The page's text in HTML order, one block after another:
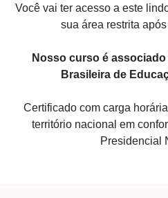
Você vai ter acesso a este
sua área restrita
Nosso curso é
Brasileira de
Certificado com carga
território nacional em
Presidencial